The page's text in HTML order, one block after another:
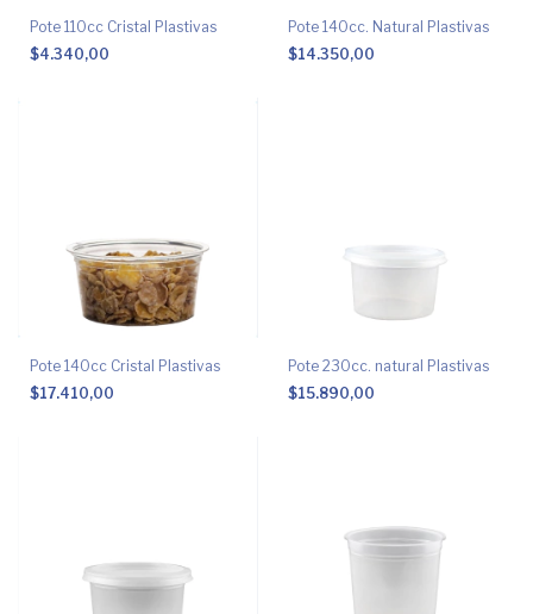
Pote 110cc Cristal Plastivas
$4.340,00
Pote 140cc. Natural Plastivas
$14.350,00
Pote 140cc Cristal Plastivas
$17.410,00
Pote 230cc. natural Plastivas
$15.890,00